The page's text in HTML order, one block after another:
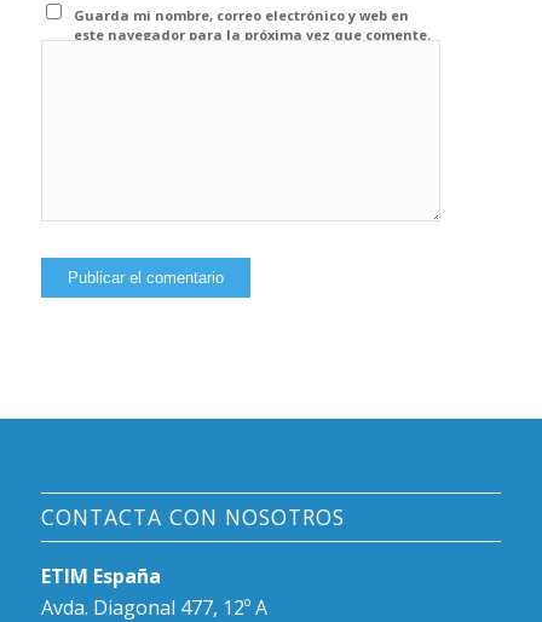
Guarda mi nombre, correo electrónico y web en
este navegador para la próxima vez que comente.
CONTACTA CON NOSOTROS
ETIM España
Avda. Diagonal 477, 12º A